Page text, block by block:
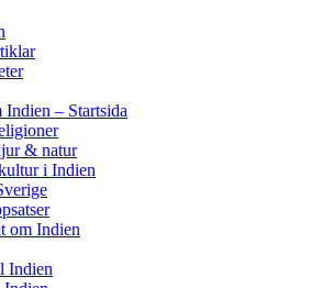
Indien – Startsida
& natur
i Indien
om Indien
Indien